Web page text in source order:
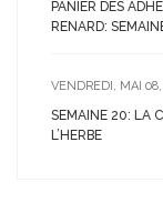
PANIER DES
RENARD:
VENDREDI, MAI
SEMAINE 20: LA
L’HERBE